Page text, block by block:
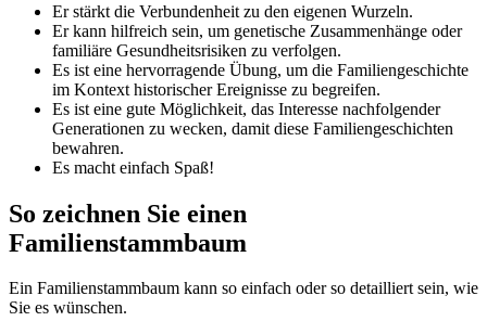
Er stärkt die Verbundenheit zu den eigenen Wurzeln.
Er kann hilfreich sein, um genetische Zusammenhänge oder
familiäre Gesundheitsrisiken zu verfolgen.
Es ist eine hervorragende Übung, um die Familiengeschichte
im Kontext historischer Ereignisse zu begreifen.
Es ist eine gute Möglichkeit, das Interesse nachfolgender
Generationen zu wecken, damit diese Familiengeschichten
bewahren.
Es macht einfach Spaß!
So zeichnen Sie einen
Familienstammbaum
Ein Familienstammbaum kann so einfach oder so detailliert sein, wie
Sie es wünschen.